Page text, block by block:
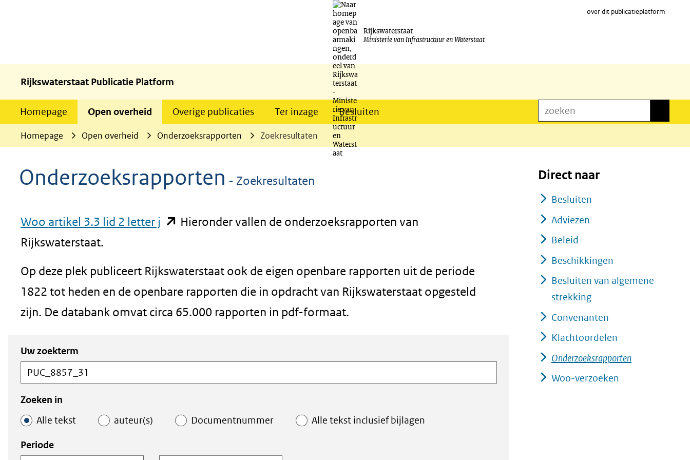
Ga
naar
inhoud
Rijkswaterstaat
Ministerie van Infrastructuur en Waterstaat
over dit publicatieplatform
Rijkswaterstaat Publicatie Platform
Homepage Open overheid Overige publicaties Ter inzage Besluiten zoeken
Homepage Open overheid Onderzoeksrapporten Zoekresultaten
Onderzoeksrapporten - Zoekresultaten
Woo artikel 3.3 lid 2 letter j (opent
andere
website)
Hieronder vallen de onderzoeksrapporten van
Rijkswaterstaat.
Op deze plek publiceert Rijkswaterstaat ook de eigen openbare rapporten uit de periode
1822 tot heden en de openbare rapporten die in opdracht van Rijkswaterstaat opgesteld
zijn. De databank omvat circa 65.000 rapporten in pdf-formaat.
Zoeken
in
de
index
Zoeken
binnen
de
index
Uw zoekterm
Zoeken in
Alle tekst
auteur(s) Documentnummer Alle tekst inclusief bijlagen
Periode
Direct naar
Besluiten
Adviezen
Beleid
Beschikkingen
Besluiten van algemene
strekking
Convenanten
Klachtoordelen
Onderzoeksrapporten
Woo-verzoeken